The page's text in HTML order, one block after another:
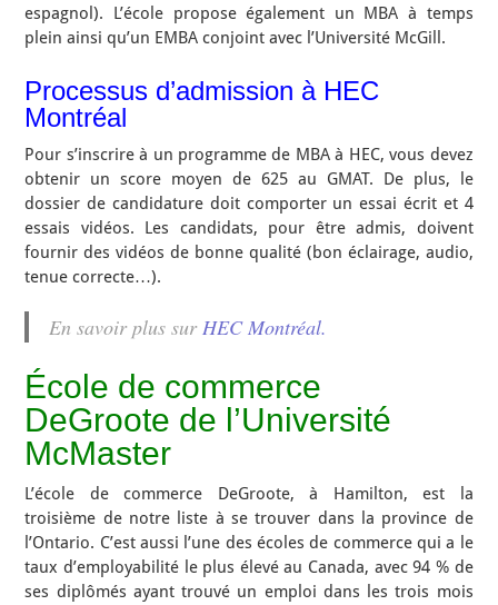
espagnol). L’école propose également un MBA à temps
plein ainsi qu’un EMBA conjoint avec l’Université McGill.
Processus d’admission à HEC
Montréal
Pour s’inscrire à un programme de MBA à HEC, vous devez
obtenir un score moyen de 625 au GMAT. De plus, le
dossier de candidature doit comporter un essai écrit et 4
essais vidéos. Les candidats, pour être admis, doivent
fournir des vidéos de bonne qualité (bon éclairage, audio,
tenue correcte…).
En savoir plus surHEC Montréal.
École de commerce
DeGroote de l’Université
McMaster
L’école de commerce DeGroote, à Hamilton, est la
troisième de notre liste à se trouver dans la province de
l’Ontario. C’est aussi l’une des écoles de commerce qui a le
taux d’employabilité le plus élevé au Canada, avec 94 % de
ses diplômés ayant trouvé un emploi dans les trois mois